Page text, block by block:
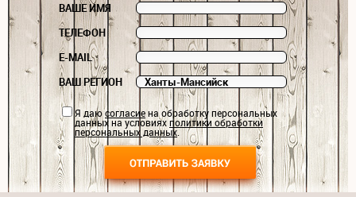
ВАШЕ ИМЯ
ТЕЛЕФОН
E-MAIL
ВАШ РЕГИОН
Я даюсогласиена обработку персональных
данных на условияхполитики обработки
персональных данных.